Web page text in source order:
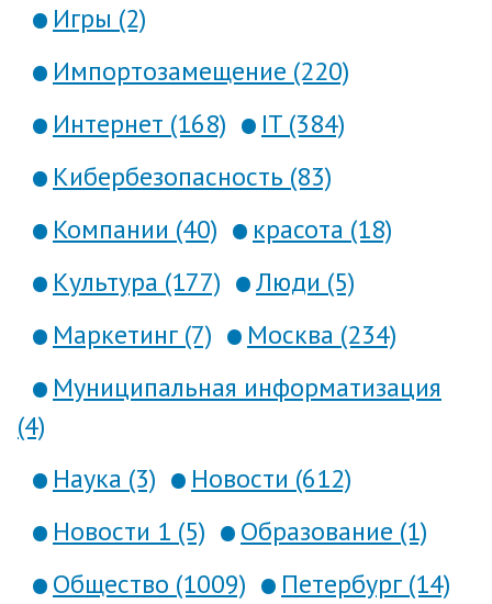
Игры (2)
Импортозамещение (220)
Интернет (168)
IT (384)
Кибербезопасность (83)
Компании (40)
красота (18)
Культура (177)
Люди (5)
Маркетинг (7)
Москва (234)
Муниципальная информатизация
(4)
Наука (3)
Новости (612)
Новости 1 (5)
Образование (1)
Общество (1009)
Петербург (14)